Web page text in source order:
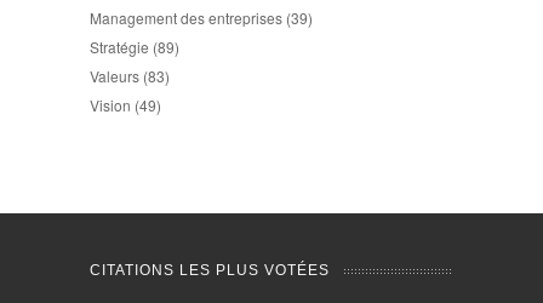
Management des entreprises (39)
Stratégie (89)
Valeurs (83)
Vision (49)
CITATIONS LES PLUS VOTÉES